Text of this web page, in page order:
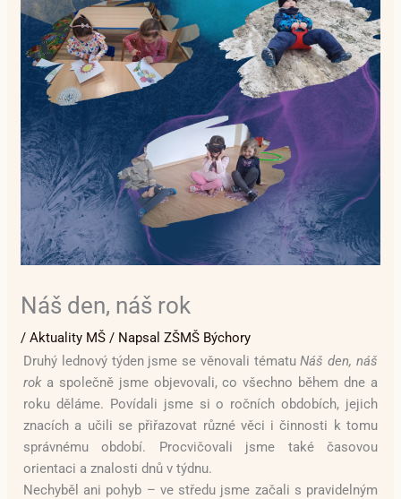
Náš den, náš rok
/Aktuality MŠ / NapsalZŠMŠ Býchory
Druhý lednový týden jsme se věnovali tématuNáš den, náš
roka společně jsme objevovali, co všechno během dne a
roku děláme. Povídali jsme si o ročních obdobích, jejich
znacích a učili se přiřazovat různé věci i činnosti k tomu
správnému období. Procvičovali jsme také časovou
orientaci a znalosti dnů v týdnu.
Nechyběl ani pohyb – ve středu jsme začali s pravidelným